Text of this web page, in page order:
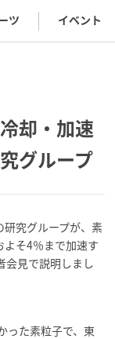
ツ イベント
却・加速
グループ
究グループが、素
そ4％まで加速す
会見で説明しまし
った素粒子で、東